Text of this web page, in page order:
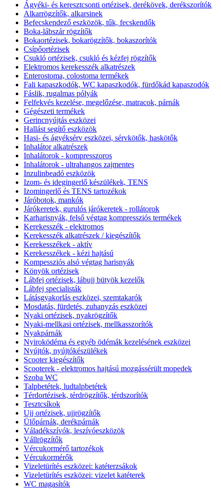
Ágyéki- és keresztcsonti ortézisek, derékövek, derékszorítók
Alkarrögzítők, alkarsinek
Befecskendező eszközök, tűk, fecskendők
Boka-lábszár rögzítők
Bokaortézisek, bokarögzítők, bokaszorítók
Csípőortézisek
Csukló ortézisek, csukló és kézfej rögzítők
Elektromos kerekesszék alkatrészek
Enterostoma, colostoma termékek
Fali kapaszkodók, WC kapaszkodók, fürdőkád kapaszodók
Fáslik, rugalmas pólyák
Felfekvés kezelése, megelőzése, matracok, párnák
Gégészeti termékek
Gerincnyújtás eszközei
Hallást segítő eszközök
Hasi- és ágyéksérv eszközei, sérvkötők, haskötők
Inhalátor alkatrészek
Inhalátorok - kompresszoros
Inhalátorok - ultrahangos zajmentes
Inzulinbeadó eszközök
Izom- és idegingerlő készülékek, TENS
Izomingerlő és TENS tartozékok
Járóbotok, mankók
Járókeretek, gurulós járókeretek - rollátorok
Karharisnyák, felső végtag kompressziós termékek
Kerekesszék - elektromos
Kerekesszék alkatrészek / kiegészítők
Kerekesszékek - aktív
Kerekesszékek - kézi hajtású
Kompessziós alsó végtag harisnyák
Könyök ortézisek
Lábfej ortézisek, lábujj bütyök kezelők
Lábfej specialisták
Látásgyakorlás eszközei, szemtakarók
Mosdatás, fürdetés, zuhanyzás eszközei
Nyaki ortézisek, nyakrögzítők
Nyaki-mellkasi ortézisek, mellkasszorítók
Nyakpárnák
Nyiroködéma és egyéb ödémák kezelésének eszközei
Nyújtók, nyújtókészülékek
Scooter kiegészítők
Scooterek - elektromos hajtású mozgássérült mopedek
Szoba WC
Talpbetétek, ludtalpbetétek
Térdortézisek, térdrögzítők, térdszorítók
Tesztcsíkok
Ujj ortézisek, ujjrögzítők
Ülőpárnák, derékpárnák
Váladékszívók, leszívóeszközök
Vállrögzítők
Vércukormérő tartozékok
Vércukormérők
Vizeletürítés eszközei: katéterzsákok
Vizeletürítés eszközei: vizelet katéterek
WC magasítók